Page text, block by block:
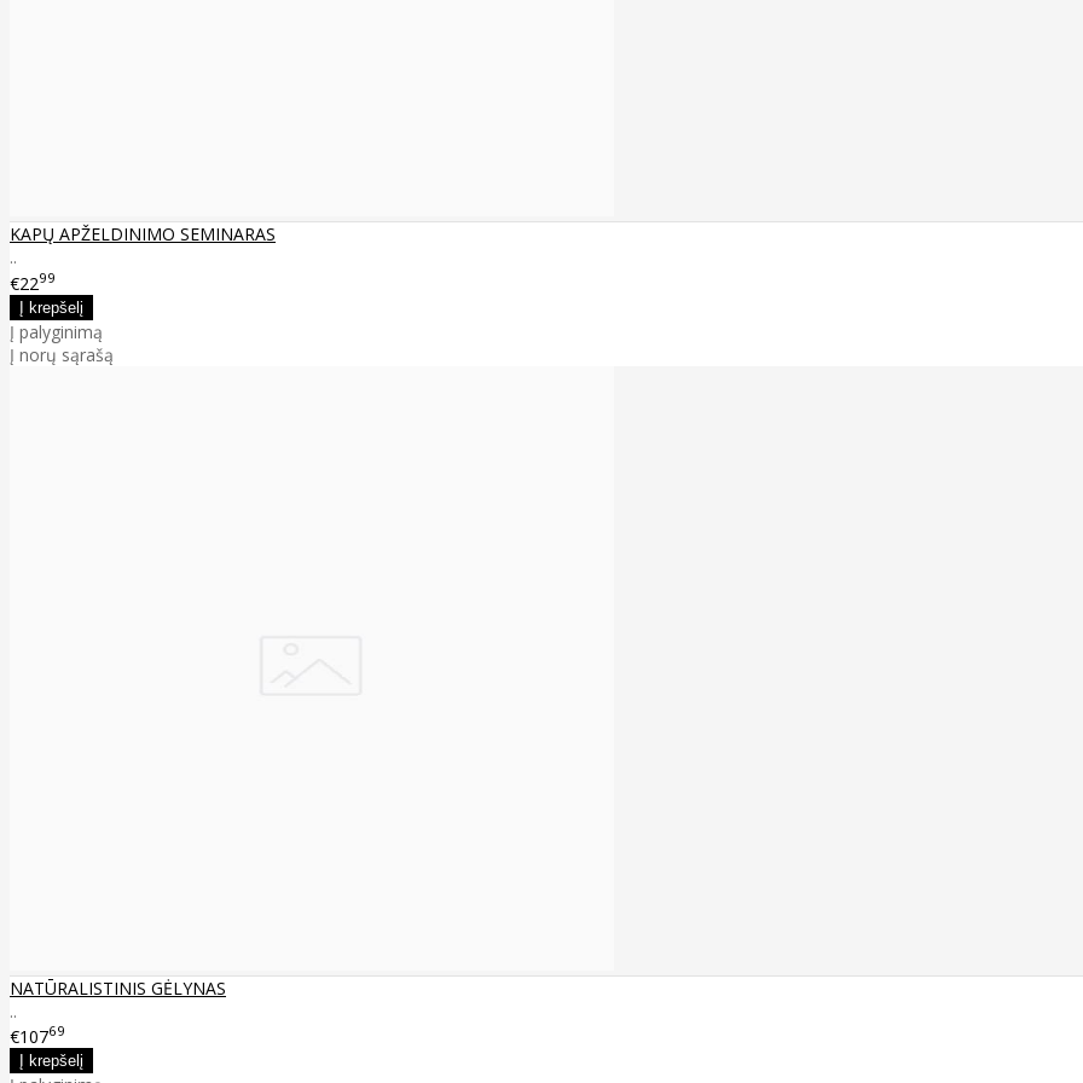
KAPŲ APŽELDINIMO SEMINARAS
..
€2299
Į palyginimą
Į norų sąrašą
NATŪRALISTINIS GĖLYNAS
..
€10769